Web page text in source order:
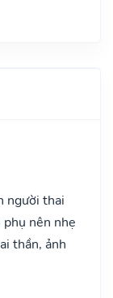
người thai
nên nhẹ
thần, ảnh